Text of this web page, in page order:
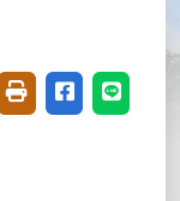
友善列印(開新視窗)
分享至臉書(
分享至